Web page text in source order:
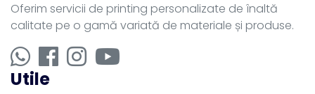
Oferim servicii de printing personalizate de înaltă
calitate pe o gamă variată de materiale și produse.
Utile